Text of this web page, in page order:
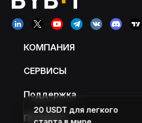
КОМПАНИЯ
СЕРВИСЫ
Поддержка
ПРОДУКТ
20 USDT для легкого